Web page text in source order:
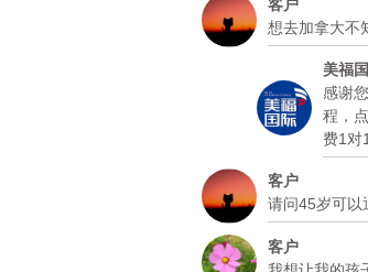
客户
想去加拿大不
美福
感谢
程，
费1对
客户
请问45岁可以
客户